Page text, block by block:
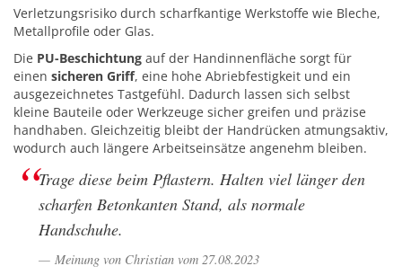
Verletzungsrisiko durch scharfkantige Werkstoffe wie Bleche,
Metallprofile oder Glas.
Die PU-Beschichtung auf der Handinnenfläche sorgt für
einen sicheren Griff, eine hohe Abriebfestigkeit und ein
ausgezeichnetes Tastgefühl. Dadurch lassen sich selbst
kleine Bauteile oder Werkzeuge sicher greifen und präzise
handhaben. Gleichzeitig bleibt der Handrücken atmungsaktiv,
wodurch auch längere Arbeitseinsätze angenehm bleiben.
Trage diese beim Pflastern. Halten viel länger den
scharfen Betonkanten Stand, als normale
Handschuhe.
Meinung von Christian vom 27.08.2023